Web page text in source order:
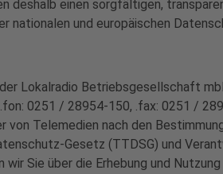
deshalb einen sorgfältigen,
nationalen und europäischen
Lokalradio Betriebsgesellschaft
0251 / 28954-150, .fax: 0251 /
von Telemedien nach den
Gesetz (TTDSG) und
wir Sie über die Erhebung und